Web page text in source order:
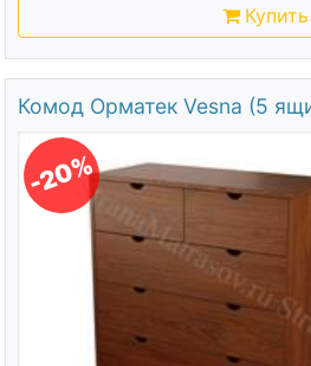
Купить
Комод Орматек Vesna (5
-20%